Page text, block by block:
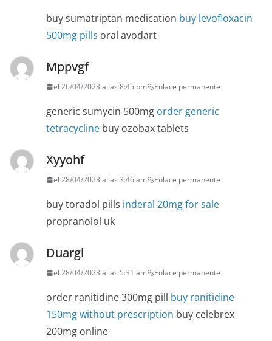
buy sumatriptan medication buy levofloxacin
500mg pills oral avodart
Mppvgf
el 26/04/2023 a las 8:45 pm Enlace permanente
generic sumycin 500mg order generic
tetracycline buy ozobax tablets
Xyyohf
el 28/04/2023 a las 3:46 am Enlace permanente
buy toradol pills inderal 20mg for sale
propranolol uk
Duargl
el 28/04/2023 a las 5:31 am Enlace permanente
order ranitidine 300mg pill buy ranitidine
150mg without prescription buy celebrex
200mg online